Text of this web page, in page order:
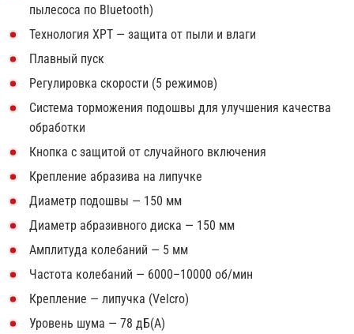
пылесоса по Bluetooth)
Технология XPT — защита от пыли и влаги
Плавный пуск
Регулировка скорости (5 режимов)
Система торможения подошвы для улучшения качества
обработки
Кнопка с защитой от случайного включения
Крепление абразива на липучке
Диаметр подошвы — 150 мм
Диаметр абразивного диска — 150 мм
Амплитуда колебаний — 5 мм
Частота колебаний — 6000–10000 об/мин
Крепление — липучка (Velcro)
Уровень шума — 78 дБ(А)